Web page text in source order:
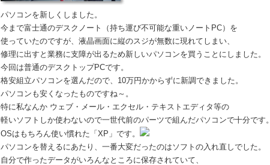
パソコンを新しくしました。
今まで富士通のデスクノート（持ち運び不可能な重いノートPC）を
使っていたのですが、液晶画面に縦のスジが無数に現れてしまい、
修理に出すと業務に支障が出るため新しいパソコンを買うことにしました。
今回は普通のデスクトップPCです。
格安組立パソコンを選んだので、10万円かからずに新調できました。
パソコンも安くなったものですね～。
特に私なんか ウェブ・メール・エクセル・テキストエディタ等の
軽いソフトしか使わないので一世代前のパーツで組んだパソコンで十分です。
OSはもちろん使い慣れた「XP」です。
パソコンを替えるにあたり、一番大変だったのはソフトの入れ直しでした。
自分で作ったデータがいろんなところに保存されていて、